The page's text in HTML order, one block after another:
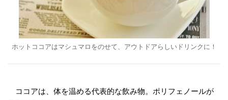
ホットココアはマシュマロをのせて、アウトドアらしいドリンクに！
ココアは、体を温める代表的な飲み物。ポリフェノールが